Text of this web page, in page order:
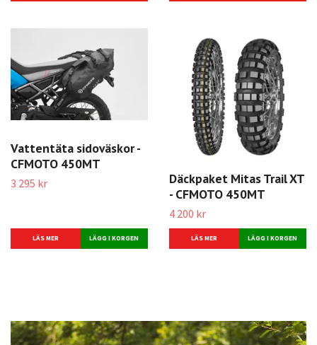
Vattentäta sidoväskor -
CFMOTO 450MT
3 295 kr
LÄS MER
Däckpaket Mitas Trail XT
- CFMOTO 450MT
4 200 kr
LÄS MER